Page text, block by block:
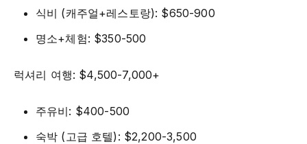
식비 (캐주얼+레스토랑): $650-900
명소+체험: $350-500
럭셔리 여행: $4,500-7,000+
주유비: $400-500
숙박 (고급 호텔): $2,200-3,500